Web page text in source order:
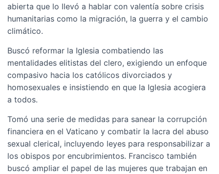
abierta que lo llevó a hablar con valentía sobre crisis
humanitarias como la migración, la guerra y el cambio
climático.
Buscó reformar la Iglesia combatiendo las
mentalidades elitistas del clero, exigiendo un enfoque
compasivo hacia los católicos divorciados y
homosexuales e insistiendo en que la Iglesia acogiera
a todos.
Tomó una serie de medidas para sanear la corrupción
financiera en el Vaticano y combatir la lacra del abuso
sexual clerical, incluyendo leyes para responsabilizar a
los obispos por encubrimientos. Francisco también
buscó ampliar el papel de las mujeres que trabajan en